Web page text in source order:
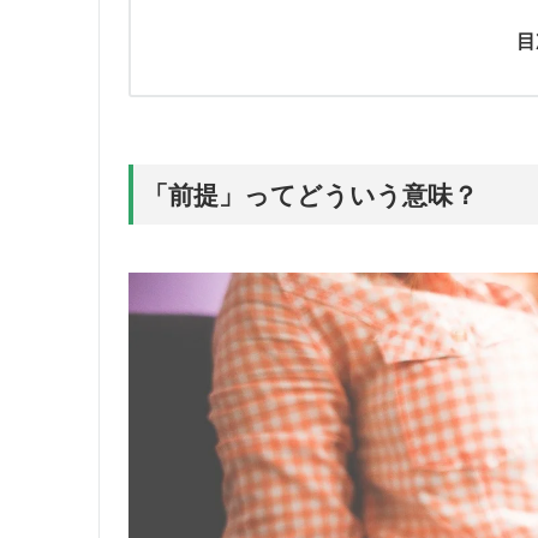
「前提」ってどういう意味？